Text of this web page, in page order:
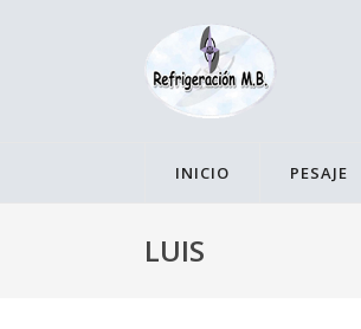
INICIO PESAJE
LUIS